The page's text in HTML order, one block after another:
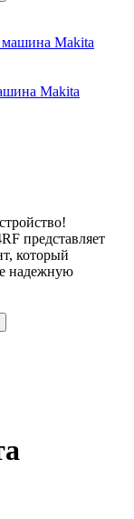
Makita
представляет
который
надежную